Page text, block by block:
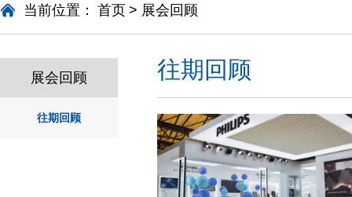
当前位置： 首页 > 展会回顾
展会回顾
往期回顾
往期回顾